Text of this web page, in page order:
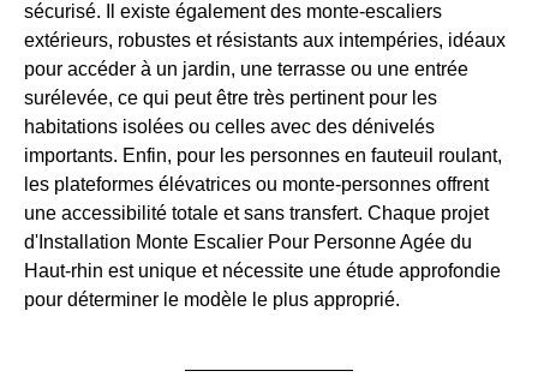
sécurisé. Il existe également des monte-escaliers
extérieurs, robustes et résistants aux intempéries, idéaux
pour accéder à un jardin, une terrasse ou une entrée
surélevée, ce qui peut être très pertinent pour les
habitations isolées ou celles avec des dénivelés
importants. Enfin, pour les personnes en fauteuil roulant,
les plateformes élévatrices ou monte-personnes offrent
une accessibilité totale et sans transfert. Chaque projet
d'Installation Monte Escalier Pour Personne Agée du
Haut-rhin est unique et nécessite une étude approfondie
pour déterminer le modèle le plus approprié.